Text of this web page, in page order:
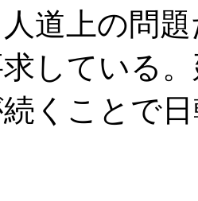
人道上の問
している
くことで